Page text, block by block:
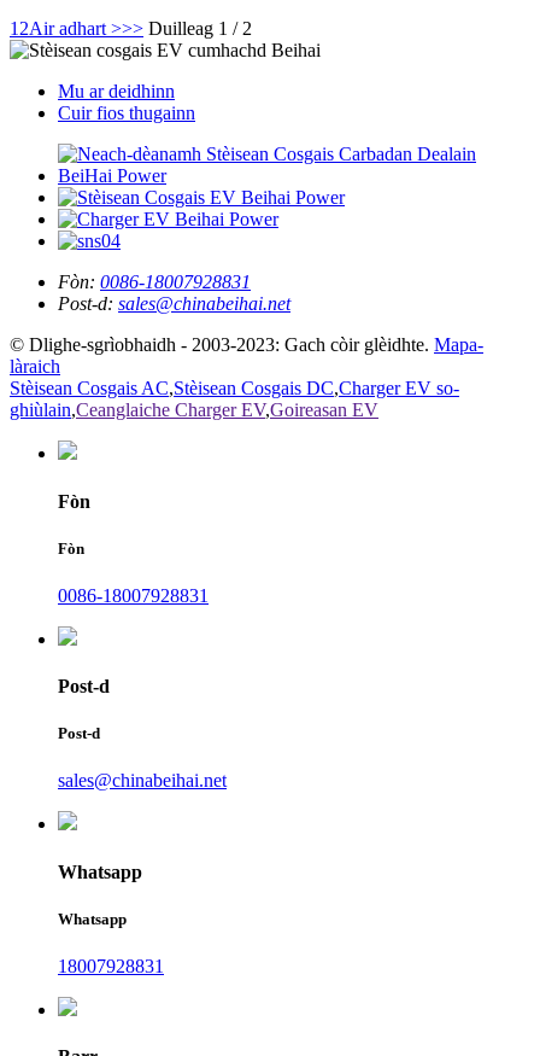
1 2Air adhart >>> Duilleag 1 / 2
Mu ar deidhinn
Cuir fios thugainn
Fòn: 0086-18007928831
Post-d: sales@chinabeihai.net
© Dlighe-sgrìobhaidh - 2003-2023: Gach còir glèidhte. Mapa-
làraich
Stèisean Cosgais AC,Stèisean Cosgais DC,Charger EV so-
ghiùlain,Ceanglaiche Charger EV,Goireasan EV
Fòn
Fòn
0086-18007928831
Post-d
Post-d
sales@chinabeihai.net
Whatsapp
Whatsapp
18007928831